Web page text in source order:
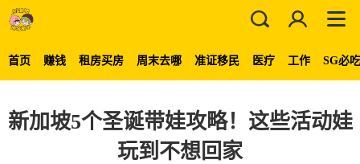
首页 赚钱 租房买房 周末去哪 准证移民 医疗 工作 SG必
新加坡5个圣诞带娃攻略！这些活动娃
玩到不想回家